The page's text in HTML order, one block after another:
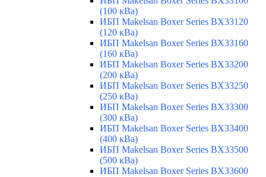
(100 кВа)
ИБП Makelsan Boxer Series BX33120
(120 кВа)
ИБП Makelsan Boxer Series BX33160
(160 кВа)
ИБП Makelsan Boxer Series BX33200
(200 кВа)
ИБП Makelsan Boxer Series BX33250
(250 кВа)
ИБП Makelsan Boxer Series BX33300
(300 кВа)
ИБП Makelsan Boxer Series BX33400
(400 кВа)
ИБП Makelsan Boxer Series BX33500
(500 кВа)
ИБП Makelsan Boxer Series BX33600